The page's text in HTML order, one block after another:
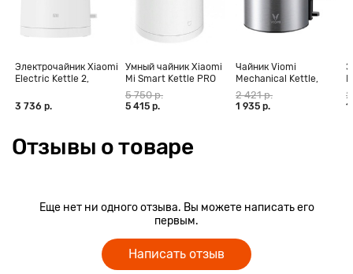
Электрочайник Xiaomi
Electric Kettle 2,
3 736 р.
Умный чайник Xiaomi
Mi Smart Kettle PRO
5 750 р.
5 415 р.
Чайник Viomi
Mechanical Kettle,
серебристый (V-
MK151B)
2 421 р.
1 935 р. 1
Отзывы о товаре
Еще нет ни одного отзыва. Вы можете написать его
первым.
Написать отзыв